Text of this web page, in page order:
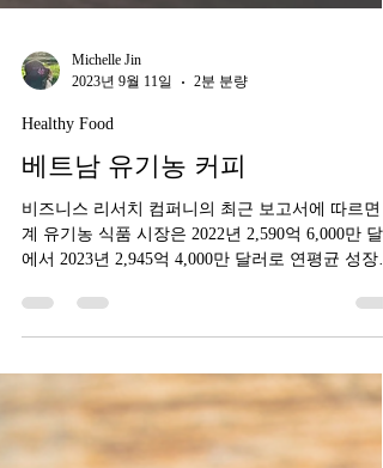
2023년 9월 11일
Healthy Food
베트남 유기농 커피
비즈니스 리서치 컴퍼니의 최근 보고서에 따르면
에서 2023년 2,945억 4,000만 달러로 연평균 성장
(CAGR) 13.7%를 기록했습니다. 유럽을 비롯 건강